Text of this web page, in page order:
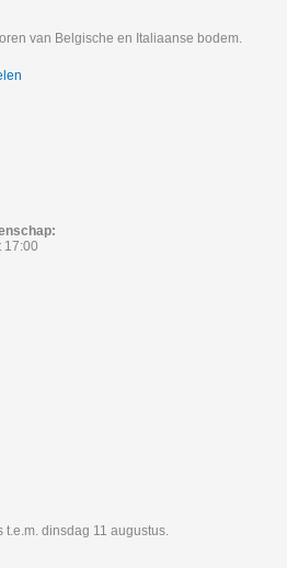
van Belgische en Italiaanse bodem.
17:00
dinsdag 11 augustus.